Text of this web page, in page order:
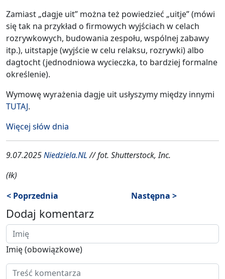
Zamiast „dagje uit” można też powiedzieć „uitje” (mówi
się tak na przykład o firmowych wyjściach w celach
rozrywkowych, budowania zespołu, wspólnej zabawy
itp.), uitstapje (wyjście w celu relaksu, rozrywki) albo
dagtocht (jednodniowa wycieczka, to bardziej formalne
określenie).
Wymowę wyrażenia dagje uit usłyszymy między innymi
TUTAJ.
Więcej słów dnia
9.07.2025Niedziela.NL// fot. Shutterstock, Inc.
(łk)
< Poprzednia
Następna >
Dodaj komentarz
Imię (obowiązkowe)